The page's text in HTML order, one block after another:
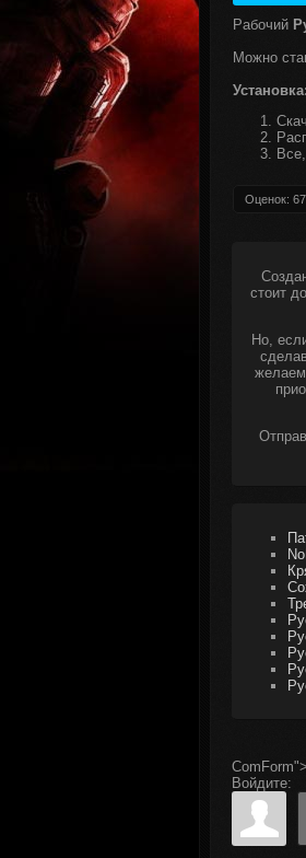
Рабочий
Можно
Установка:
Оценок:
стоит
Но,
ComForm">
Войдите: